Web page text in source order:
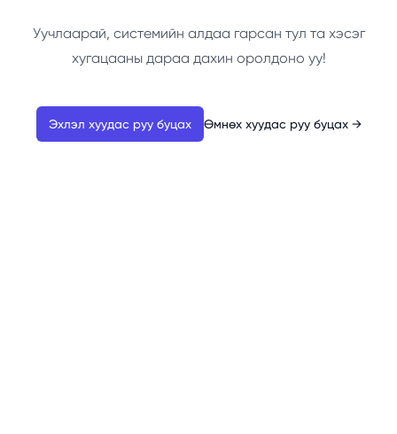
Уучлаарай, системийн алдаа гарсан тул та хэсэг
хугацааны дараа дахин оролдоно уу!
Эхлэл хуудас руу буцах Өмнөх хуудас руу буцах →